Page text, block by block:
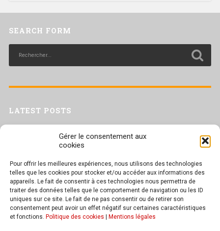
Gérer le consentement aux
cookies
Pour offrir les meilleures expériences, nous utilisons des technologies
telles que les cookies pour stocker et/ou accéder aux informations des
appareils. Le fait de consentir à ces technologies nous permettra de
traiter des données telles que le comportement de navigation ou les ID
uniques sur ce site. Le fait de ne pas consentir ou de retirer son
consentement peut avoir un effet négatif sur certaines caractéristiques
et fonctions. Politique des cookies Mentions légales
SEARCH FORM
LATEST POSTS
Trac confédéral sur les situations de travail par forte chaleur
Séance plénière du CESER du 23 juin 2026
Tract UD 25 — Une nouvelle attaque contre nos droits : les arrêts
maladie